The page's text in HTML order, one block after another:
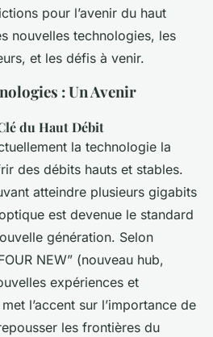
pour l’avenir du haut
nouvelles technologies, les
et les défis à venir.
: Un Avenir
du Haut Débit
la technologie la
des débits hauts et stables.
atteindre plusieurs gigabits
est devenue le standard
génération. Selon
NEW” (nouveau hub,
expériences et
l’accent sur l’importance de
les frontières du